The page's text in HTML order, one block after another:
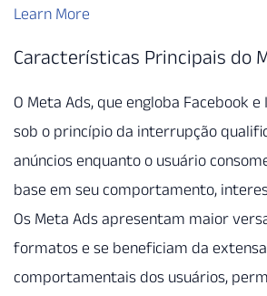
Learn More
Características Principais do
O Meta Ads, que engloba Facebook
sob o princípio da interrupção
anúncios enquanto o usuário
base em seu comportamento,
Os Meta Ads apresentam maior
formatos e se beneficiam da
comportamentais dos usuários,